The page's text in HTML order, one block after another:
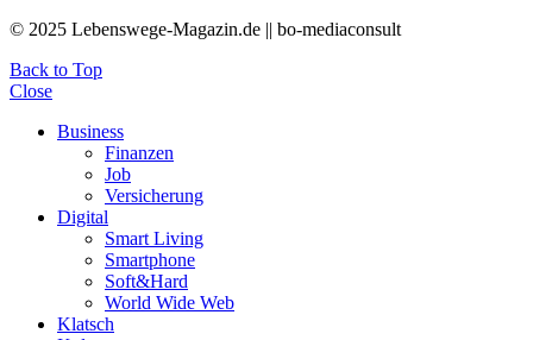
© 2025 Lebenswege-Magazin.de || bo-mediaconsult
Back to Top
Close
Business
Finanzen
Job
Versicherung
Digital
Smart Living
Smartphone
Soft&Hard
World Wide Web
Klatsch